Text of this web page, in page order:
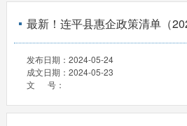
最新！连平县惠企政策清单（
发布日期： 2024-05-24
成文日期： 2024-05-23
文 号：